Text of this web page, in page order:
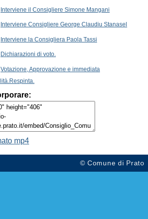
Interviene il Consigliere Simone Mangani
Interviene Consigliere George Claudiu Stanasel
Interviene la Consigliera Paola Tassi
Dichiarazioni di voto.
Votazione, Approvazione e immediata
mp4
© Comune di Prato